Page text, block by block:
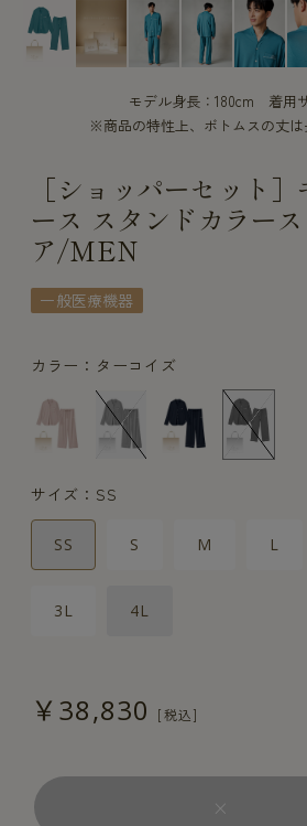
モデル身長：180cm 着用
※商品の特性上、ボトムスの丈
［ショッパーセット
ース スタンドカラー
ア/MEN
一般医療機器
カラー：ターコイズ
サイズ：SS
SS S M L
3L 4L
￥38,830
×